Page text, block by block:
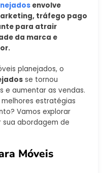
envolve
tráfego pago
para atrair
da marca e
planejados, o
se tornou
e aumentar as vendas.
estratégias
Vamos explorar
abordagem de
Móveis